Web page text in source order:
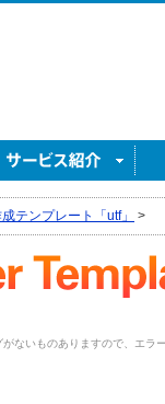
テンプレート「utf」 >
ないものありますので、エラ